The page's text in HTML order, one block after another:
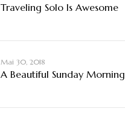
Traveling Solo Is Awesome
Mai 30, 2018
A Beautiful Sunday Morning